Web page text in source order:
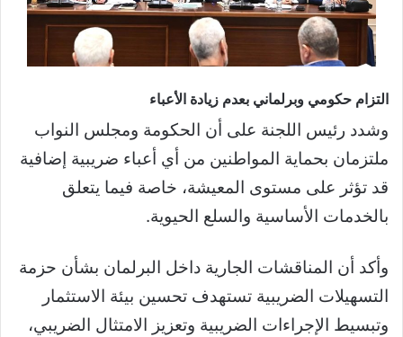
التزام حكومي وبرلماني بعدم زيادة الأعباء
وشدد رئيس اللجنة على أن الحكومة ومجلس النواب
ملتزمان بحماية المواطنين من أي أعباء ضريبية إضافية
قد تؤثر على مستوى المعيشة، خاصة فيما يتعلق
بالخدمات الأساسية والسلع الحيوية.
وأكد أن المناقشات الجارية داخل البرلمان بشأن حزمة
التسهيلات الضريبية تستهدف تحسين بيئة الاستثمار
وتبسيط الإجراءات الضريبية وتعزيز الامتثال الضريبي،